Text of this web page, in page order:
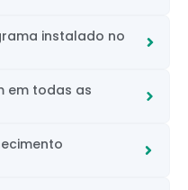
instalado no
em todas as